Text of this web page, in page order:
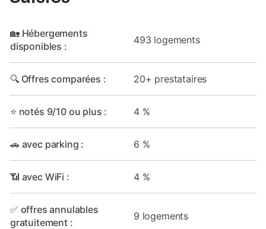
🏡 Hébergements
disponibles :
493 logements
🔍 Offres comparées : 20+ prestataires
⭐ notés 9/10 ou plus : 4 %
🚗 avec parking : 6 %
📶 avec WiFi : 4 %
✅ offres annulables
gratuitement :
9 logements